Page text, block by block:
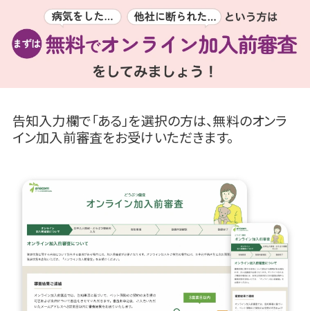
告知入力欄で「ある」を選択の方は、無料のオンラ
イン加入前審査をお受けいただきます。